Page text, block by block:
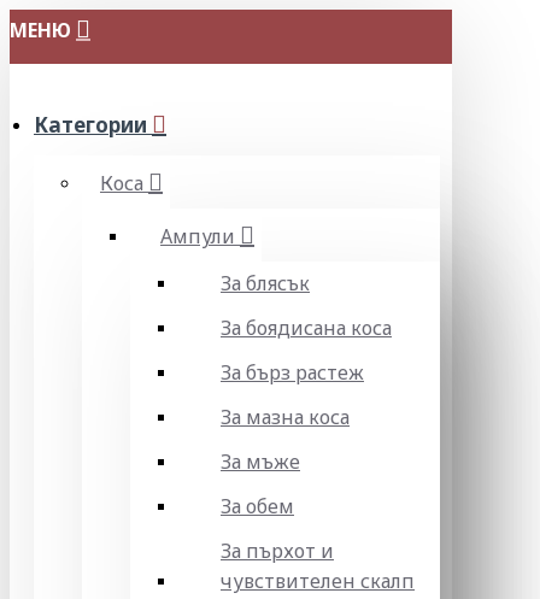
МЕНЮ
Категории
Коса
Ампули
За блясък
За боядисана коса
За бърз растеж
За мазна коса
За мъже
За обем
За пърхот и
чувствителен скалп